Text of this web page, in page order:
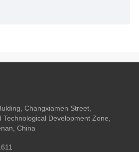
Changxiamen Street,
Technological Development Zone,
China